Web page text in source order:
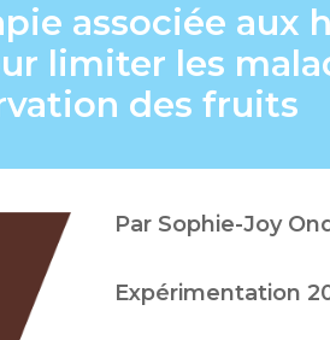
associée aux
limiter les
des fruits
Par Sophie-Joy
Expérimentation